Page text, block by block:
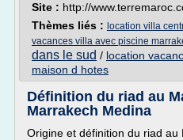
Site : http://
Thèmes liés : location villa
vacances villa avec piscine
dans le sud / location
maison d hotes
Définition du riad au
Marrakech Medina
Origine et définition du riad au